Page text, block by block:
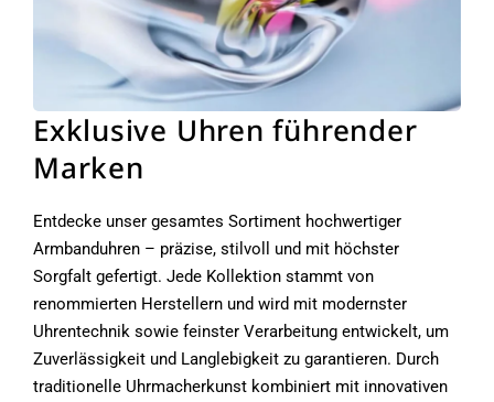
Exklusive Uhren führender
Marken
Entdecke unser gesamtes Sortiment hochwertiger
Armbanduhren – präzise, stilvoll und mit höchster
Sorgfalt gefertigt. Jede Kollektion stammt von
renommierten Herstellern und wird mit modernster
Uhrentechnik sowie feinster Verarbeitung entwickelt, um
Zuverlässigkeit und Langlebigkeit zu garantieren. Durch
traditionelle Uhrmacherkunst kombiniert mit innovativen